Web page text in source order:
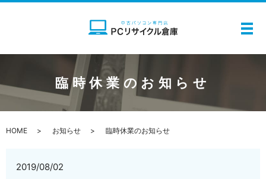
メ
臨時休業のお知らせ
HOME お知らせ 臨時休業のお知らせ
2019/08/02